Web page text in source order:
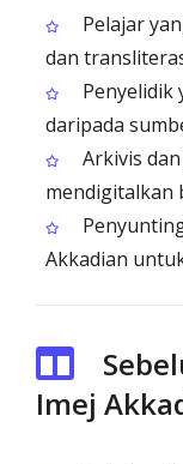
Pelajar
dan
Penyelidik
daripada
Arkivis
mendigitalkan
Akkadian
Imej